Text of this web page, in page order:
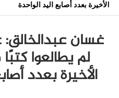
الأخيرة بعدد أصابع اليد الواحدة
غسان
لم يطالعوا
الأخيرة بعدد